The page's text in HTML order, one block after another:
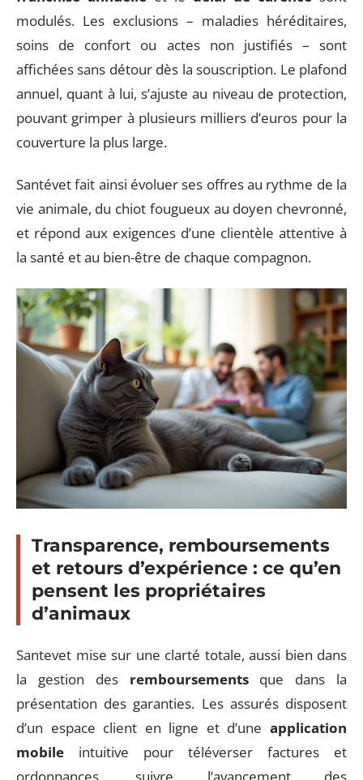
modulés. Les exclusions – maladies héréditaires,
soins de confort ou actes non justifiés – sont
affichées sans détour dès la souscription. Le plafond
annuel, quant à lui, s’ajuste au niveau de protection,
pouvant grimper à plusieurs milliers d’euros pour la
couverture la plus large.
Santévet fait ainsi évoluer ses offres au rythme de la
vie animale, du chiot fougueux au doyen chevronné,
et répond aux exigences d’une clientèle attentive à
la santé et au bien-être de chaque compagnon.
Transparence, remboursements
et retours d’expérience : ce qu’en
pensent les propriétaires
d’animaux
Santevet mise sur une clarté totale, aussi bien dans
la gestion des remboursementsque dans la
présentation des garanties. Les assurés disposent
d’un espace client en ligne et d’une application
mobile intuitive pour téléverser factures et